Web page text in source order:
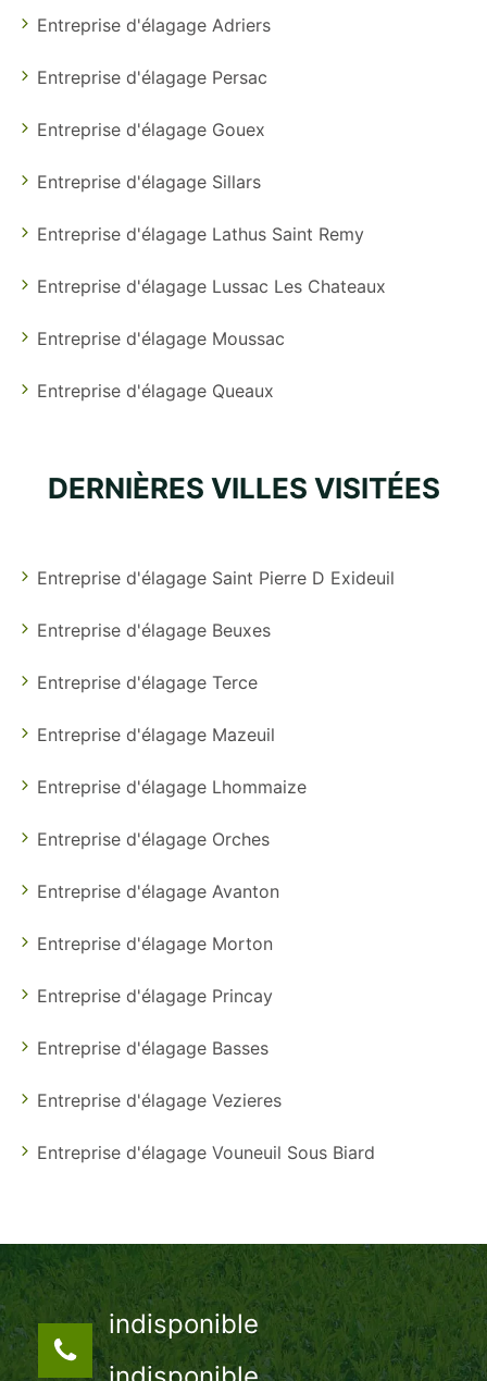
Entreprise d'élagage Adriers
Entreprise d'élagage Persac
Entreprise d'élagage Gouex
Entreprise d'élagage Sillars
Entreprise d'élagage Lathus Saint Remy
Entreprise d'élagage Lussac Les Chateaux
Entreprise d'élagage Moussac
Entreprise d'élagage Queaux
DERNIÈRES VILLES VISITÉES
Entreprise d'élagage Saint Pierre D Exideuil
Entreprise d'élagage Beuxes
Entreprise d'élagage Terce
Entreprise d'élagage Mazeuil
Entreprise d'élagage Lhommaize
Entreprise d'élagage Orches
Entreprise d'élagage Avanton
Entreprise d'élagage Morton
Entreprise d'élagage Princay
Entreprise d'élagage Basses
Entreprise d'élagage Vezieres
Entreprise d'élagage Vouneuil Sous Biard
indisponible